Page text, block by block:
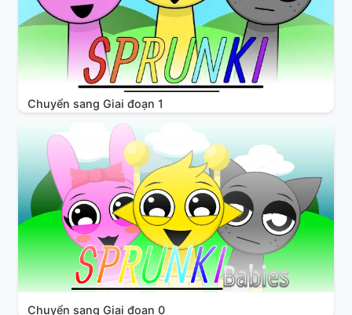
Chuyển sang Giai đoạn 1
Chuyển sang Giai đoạn 0